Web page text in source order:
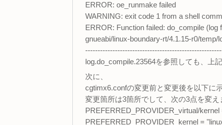
ERROR: oe_runmake failed
WARNING: exit code 1 from a shell
ERROR: Function failed: do_compile
gnueabi/linux-boundary-rt/4.1.15-r0/temp/
log.do_compile.23564を参照しても、上
次に、
cgtimx6.confの変更前と変更後を以下に
変更箇所は3箇所でして、次の3点を変
PREFERRED_PROVIDER_virtual/
PREFERRED_PROVIDER_kernel =